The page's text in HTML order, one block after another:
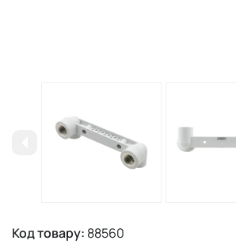
Код товару: 88560